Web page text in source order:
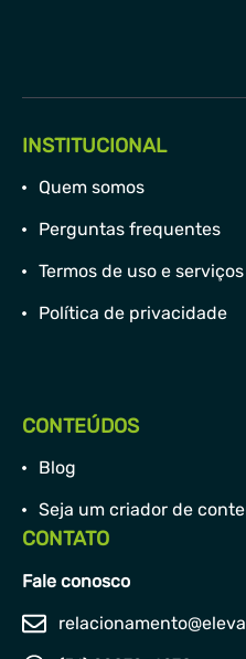
INSTITUCIONAL
Quem somos
Perguntas frequentes
Termos de uso e serviços
Política de privacidade
CONTEÚDOS
Blog
Seja um criador de
CONTATO
Fale conosco